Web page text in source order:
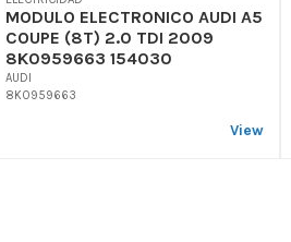
MODULO ELECTRONICO AUDI A5
COUPE (8T) 2.0 TDI 2009
8K0959663 154030
AUDI
8K0959663
View